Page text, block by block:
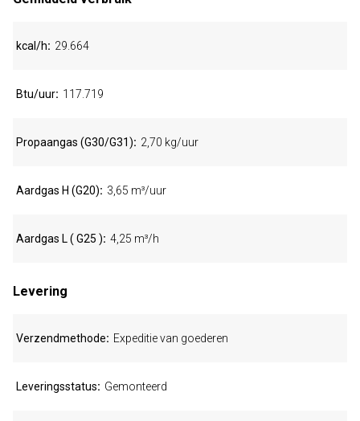
kcal/h 29.664
Btu/uur 117.719
Propaangas (G30/G31) 2,70 kg/uur
Aardgas H (G20) 3,65 m³/uur
Aardgas L ( G25 ) 4,25 m³/h
Levering
Verzendmethode Expeditie van goederen
Leveringsstatus Gemonteerd